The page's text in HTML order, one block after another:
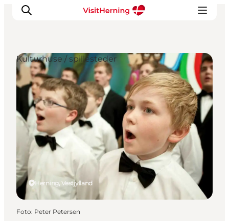
Det sker
Spis, drik og shop
Kunstlandet
Se og oplev
Find vej
Sov godt
Book overnatning
Herning, Vestjylland
Kulturhuse / spillesteder
Foto: Peter Petersen